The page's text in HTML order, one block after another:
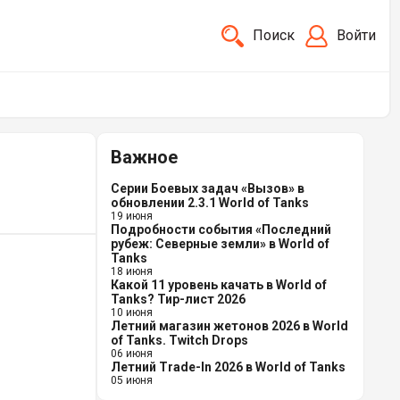
Поиск Войти
Важное
Серии Боевых задач «Вызов» в
обновлении 2.3.1 World of Tanks
19 июня
Подробности события «Последний
рубеж: Северные земли» в World of
Tanks
18 июня
Какой 11 уровень качать в World of
Tanks? Тир-лист 2026
10 июня
Летний магазин жетонов 2026 в World
of Tanks. Twitch Drops
06 июня
Летний Trade-In 2026 в World of Tanks
05 июня